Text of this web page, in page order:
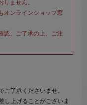
ません。
オンラインショップ窓
認、ご了承の上、ご注
ご了承くださいませ。
し上げることがございま